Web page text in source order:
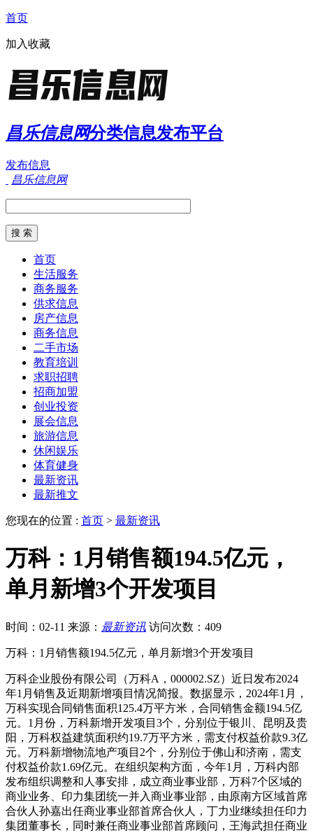
首页
加入收藏
昌乐信息网分类信息发布平台
发布信息
昌乐信息网
首页
生活服务
商务服务
供求信息
房产信息
商务信息
二手市场
教育培训
求职招聘
招商加盟
创业投资
展会信息
旅游信息
休闲娱乐
体育健身
最新资讯
最新推文
您现在的位置 : 首页 > 最新资讯
万科：1月销售额194.5亿元，
单月新增3个开发项目
时间：02-11 来源： 最新资讯 访问次数：409
万科：1月销售额194.5亿元，单月新增3个开发项目
万科企业股份有限公司（万科A，000002.SZ）近日发布2024
年1月销售及近期新增项目情况简报。数据显示，2024年1月，
万科实现合同销售面积125.4万平方米，合同销售金额194.5亿
元。1月份，万科新增开发项目3个，分别位于银川、昆明及贵
阳，万科权益建筑面积约19.7万平方米，需支付权益价款9.3亿
元。万科新增物流地产项目2个，分别位于佛山和济南，需支
付权益价款1.69亿元。在组织架构方面，今年1月，万科内部
发布组织调整和人事安排，成立商业事业部，万科7个区域的
商业业务、印力集团统一并入商业事业部，由原南方区域首席
合伙人孙嘉出任商业事业部首席合伙人，丁力业继续担任印力
集团董事长，同时兼任商业事业部首席顾问，王海武担任商业